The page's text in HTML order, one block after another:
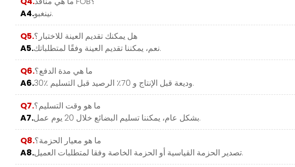
A4.
نينغبو.
Q5.هل يمكنك تقديم العينة للاختبار؟
A5.
نعم، يمكننا تقديم العينة وفقًا لمتطلباتك.
Q6.ما هي مدة الدفع؟
A6.
30٪ وديعة قبل الإنتاج و 70٪ الرصيد قبل التسليم.
Q7.ما هو وقت التسليم؟
A7.
بشكل عام، يمكننا تسليم البضائع خلال 20 يوم عمل.
Q8.ما هو معيار الحزمة؟
A8.
تصدير الحزمة القياسية أو الحزمة الخاصة وفقا لمتطلبات العميل.